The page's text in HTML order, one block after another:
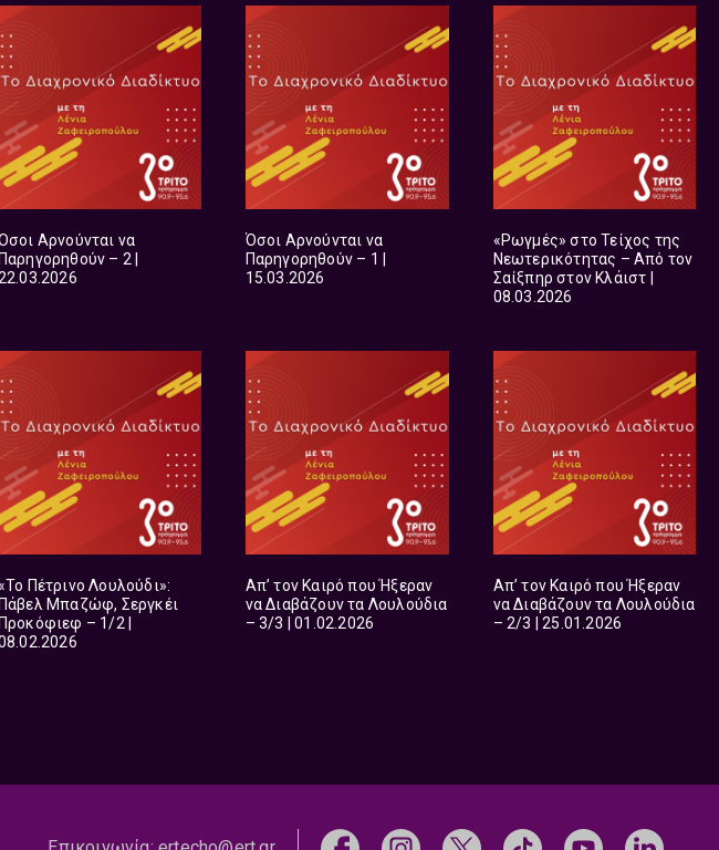
Αρνούνται να
Παρηγορηθούν – 2 |
Όσοι Αρνούνται να
Παρηγορηθούν – 1 |
15.03.2026
«Ρωγμές» στο Τείχος της
Νεωτερικότητας – Από τον
Σαίξπηρ στον Κλάιστ |
08.03.2026
Πέτρινο Λουλούδι»:
Πάβελ Μπαζώφ, Σεργκέι
Προκόφιεφ – 1/2 |
Απ’ τον Καιρό που Ήξεραν
να Διαβάζουν τα Λουλούδια
– 3/3 | 01.02.2026
Απ’ τον Καιρό που Ήξεραν
να Διαβάζουν τα Λουλούδια
– 2/3 | 25.01.2026